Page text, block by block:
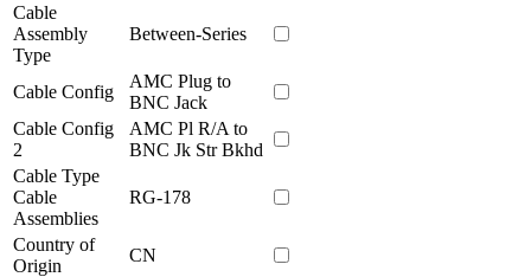
Cable
Assembly
Type
Between-Series
Cable Config
AMC Plug to
BNC Jack
Cable Config
2
AMC Pl R/A to
BNC Jk Str Bkhd
Cable Type
Cable
Assemblies
RG-178
Country of
Origin
CN